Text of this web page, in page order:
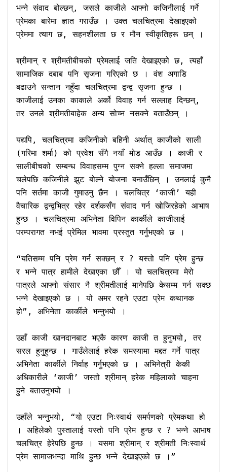
भन्ने संवाद बोल्छन्, जसले काजीले आफ्नो कजिनीलाई गर्ने
प्रेमका बारेमा ज्ञात गराउँछ । उक्त चलचित्रमा देखाइएको
प्रेममा त्याग छ, सहनशीलता छ र मौन स्वीकृतिहरू छन् ।
श्रीमान् र श्रीमतीबीचको प्रेमलाई जति देखाइएको छ, त्यहाँ
सामाजिक दबाब पनि सृजना गरिएको छ । वंश अगाडि
बढाउने सन्तान नहुँदा चलचित्रमा द्वन्द्व सृजना हुन्छ ।
काजीलाई उनका काकाले अर्को विवाह गर्न सल्लाह दिन्छन्,
तर उनले श्रीमतीबाहेक अन्य सोच्न नसक्ने बताउँछन् ।
यद्यपि, चलचित्रमा कजिनीको बहिनी अर्थात् काजीको साली
(गरिमा शर्मा) को प्रवेश सँगै नयाँ मोड आउँछ । काजी र
सालीबीचको सम्बन्ध विवाहसम्म पुग्न सक्ने हल्ला समाजमा
चलेपछि कजिनीले झुट बोल्ने योजना बनाउँछिन् । उनलाई कुनै
पनि सर्तमा काजी गुमाउनु छैन । चलचित्र ‘काजी’ यही
वैचारिक द्वन्द्वभित्र रहेर दर्शकसँग संवाद गर्न खोजिरहेको आभाष
हुन्छ । चलचित्रमा अभिनेता विपिन कार्कीले काजीलाई
परम्परागत नभई प्रेमिल भावमा प्रस्तुत गर्नुभएको छ ।
“यतिसम्म पनि प्रेम गर्न सक्छन् र ? यस्तो पनि प्रेम हुन्छ
र भन्ने पात्र हामीले देखाएका छौँ । यो चलचित्रमा मेरो
पात्रले आफ्नो संसार नै श्रीमतीलाई मानेपछि केसम्म गर्न सक्छ
भन्ने देखाइएको छ । यो अमर रहने एउटा प्रेम कथानक
हो”, अभिनेता कार्कीले भन्नुभयो ।
उहाँ काजी खानदानबाट भएकै कारण काजी त हुनुभयो, तर
सरल हुनुहुन्छ । गाउँलेलाई हरेक समस्यामा मद्दत गर्ने पात्र
अभिनेता कार्कीले निर्वाह गर्नुभएको छ । अभिनेत्री केकी
अधिकारीले ‘काजी’ जस्तो श्रीमान् हरेक महिलाको चाहना
हुने बताउनुभयो ।
उहाँले भन्नुभयो, “यो एउटा निःस्वार्थ समर्पणको प्रेमकथा हो
। अहिलेको पुस्तालाई यस्तो पनि प्रेम हुन्छ र ? भन्ने आभाष
चलचित्र हेरेपछि हुन्छ । यसमा श्रीमान् र श्रीमती निःस्वार्थ
प्रेम सामाजभन्दा माथि हुन्छ भन्ने देखाइएको छ ।”